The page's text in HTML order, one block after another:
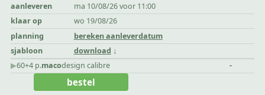
aanleveren
ma 10/08/26 voor 11:00
klaar op
wo 19/08/26
planning
bereken aanleverdatum
sjabloon
download
▶︎60+4 p.macodesign calibre -
bestel